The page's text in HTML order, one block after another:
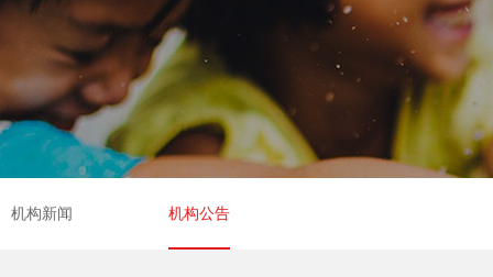
机构新闻 机构公告